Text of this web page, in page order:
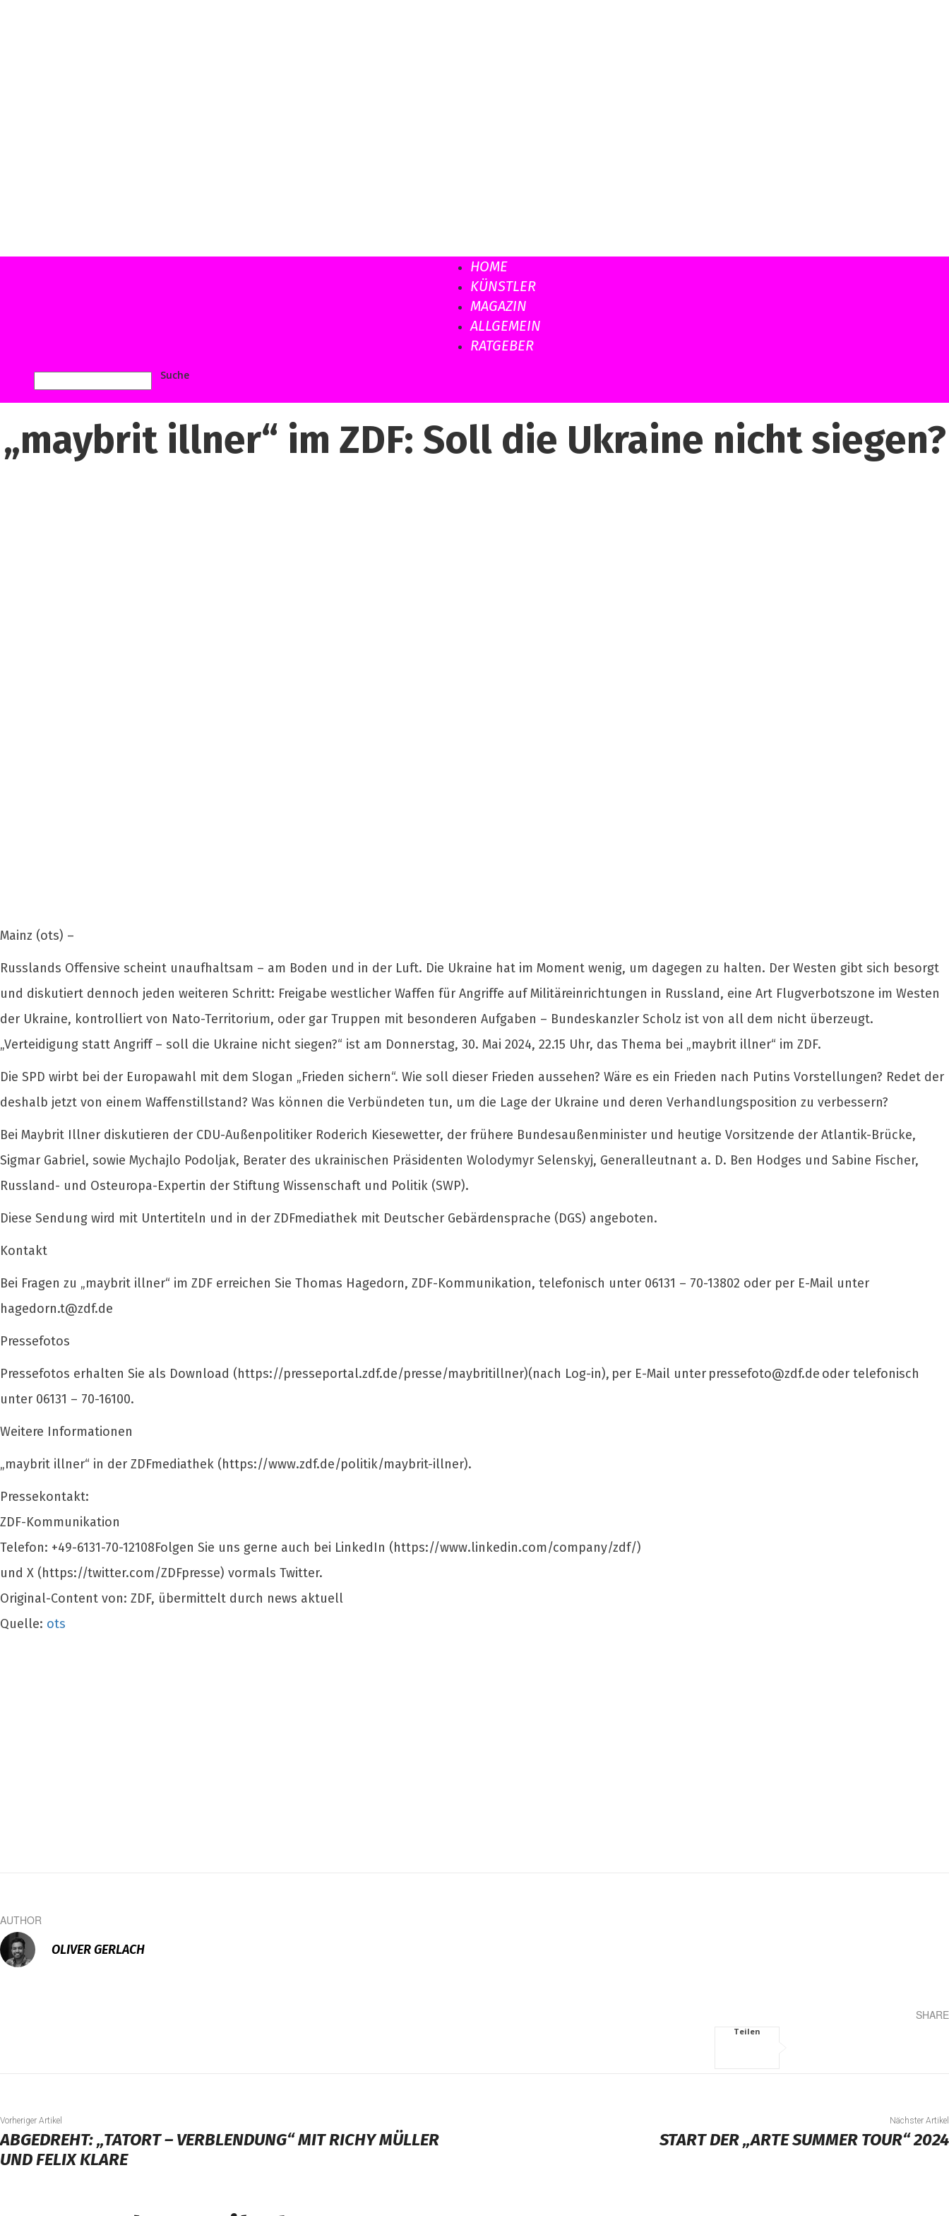
Musicload
HOME
KÜNSTLER
MAGAZIN
ALLGEMEIN
RATGEBER
„maybrit illner“ im ZDF: Soll die Ukraine nicht siegen?
Mainz (ots) –
Russlands Offensive scheint unaufhaltsam – am Boden und in der Luft. Die Ukraine hat im Moment wenig, um dagegen zu halten. Der Westen gibt sich besorgt
und diskutiert dennoch jeden weiteren Schritt: Freigabe westlicher Waffen für Angriffe auf Militäreinrichtungen in Russland, eine Art Flugverbotszone im Westen
der Ukraine, kontrolliert von Nato-Territorium, oder gar Truppen mit besonderen Aufgaben – Bundeskanzler Scholz ist von all dem nicht überzeugt.
„Verteidigung statt Angriff – soll die Ukraine nicht siegen?“ ist am Donnerstag, 30. Mai 2024, 22.15 Uhr, das Thema bei „maybrit illner“ im ZDF.
Die SPD wirbt bei der Europawahl mit dem Slogan „Frieden sichern“. Wie soll dieser Frieden aussehen? Wäre es ein Frieden nach Putins Vorstellungen? Redet der
deshalb jetzt von einem Waffenstillstand? Was können die Verbündeten tun, um die Lage der Ukraine und deren Verhandlungsposition zu verbessern?
Bei Maybrit Illner diskutieren der CDU-Außenpolitiker Roderich Kiesewetter, der frühere Bundesaußenminister und heutige Vorsitzende der Atlantik-Brücke,
Sigmar Gabriel, sowie Mychajlo Podoljak, Berater des ukrainischen Präsidenten Wolodymyr Selenskyj, Generalleutnant a. D. Ben Hodges und Sabine Fischer,
Russland- und Osteuropa-Expertin der Stiftung Wissenschaft und Politik (SWP).
Diese Sendung wird mit Untertiteln und in der ZDFmediathek mit Deutscher Gebärdensprache (DGS) angeboten.
Kontakt
Bei Fragen zu „maybrit illner“ im ZDF erreichen Sie Thomas Hagedorn, ZDF-Kommunikation, telefonisch unter 06131 – 70-13802 oder per E-Mail unter
hagedorn.t@zdf.de
Pressefotos
Pressefotos erhalten Sie als Download (https://presseportal.zdf.de/presse/maybritillner)(nach Log-in), per E-Mail unter pressefoto@zdf.de oder telefonisch
unter 06131 – 70-16100.
Weitere Informationen
„maybrit illner“ in der ZDFmediathek (https://www.zdf.de/politik/maybrit-illner).
Pressekontakt:
ZDF-Kommunikation
Telefon: +49-6131-70-12108Folgen Sie uns gerne auch bei LinkedIn (https://www.linkedin.com/company/zdf/)
und X (https://twitter.com/ZDFpresse) vormals Twitter.
Original-Content von: ZDF, übermittelt durch news aktuell
Quelle: ots
AUTHOR
OLIVER GERLACH
SHARE
Teilen
Vorheriger Artikel
ABGEDREHT: „TATORT – VERBLENDUNG“ MIT RICHY MÜLLER
UND FELIX KLARE
Nächster Artikel
START DER „ARTE SUMMER TOUR“ 2024